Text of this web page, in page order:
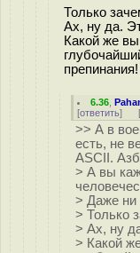
Только
Ах, ну да.
Какой же
препинания!
6.36 ,
[ответить] [
>> А в
есть, не
ASCII.
> А вы
> Даже ни
> Только
> Ах, ну
> Какой